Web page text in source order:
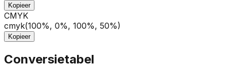
Kopieer
CMYK
cmyk(100%, 0%, 100%, 50%)
Kopieer
Conversietabel